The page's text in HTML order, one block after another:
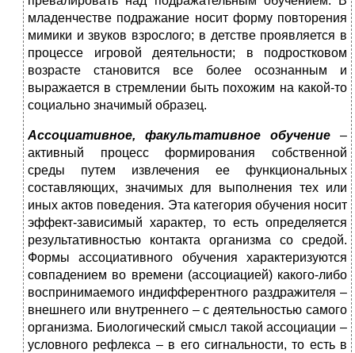
младенчестве подражание носит форму повторения
мимики и звуков взрослого; в детстве проявляется в
процессе игровой деятельности; в подростковом
возрасте становится все более осознанным и
выражается в стремлении быть похожим на какой-то
социально значимый образец.
Ассоциативное, факультативное обучение –
активный процесс формирования собственной
среды путем извлечения ее функциональных
составляющих, значимых для выполнения тех или
иных актов поведения. Эта категория обучения носит
эффект-зависимый характер, то есть определяется
результативностью контакта организма со средой.
Формы ассоциативного обучения характеризуются
совпадением во времени (ассоциацией) какого-либо
воспринимаемого индифферентного раздражителя –
внешнего или внутреннего – с деятельностью самого
организма. Биологический смысл такой ассоциации –
условного рефлекса – в его сигнальности, то есть в